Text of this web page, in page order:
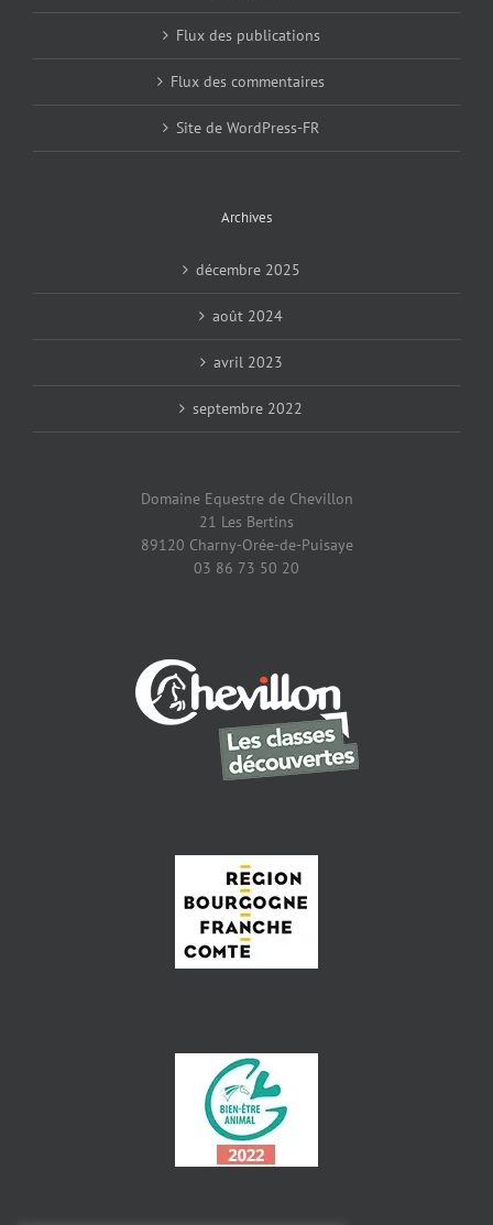
Flux des publications
Flux des commentaires
Site de WordPress-FR
Archives
décembre 2025
août 2024
avril 2023
septembre 2022
Domaine Equestre de Chevillon
21 Les Bertins
89120 Charny-Orée-de-Puisaye
03 86 73 50 20